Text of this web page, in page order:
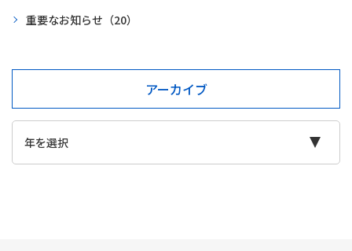
重要なお知らせ （20）
アーカイブ